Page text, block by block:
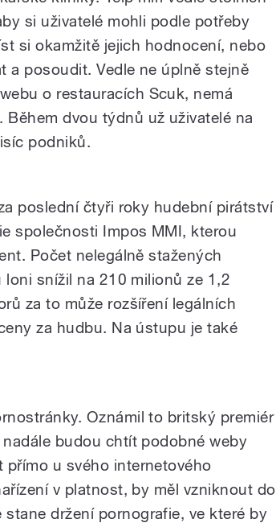
si uživatelé mohli podle potřeby
si okamžitě jejich hodnocení, nebo
a posoudit. Vedle ne úplně stejně
o restauracích Scuk, nemá
dvou týdnů už uživatelé na
podniků.
poslední čtyři roky hudební pirátství
společnosti Impos MMI, kterou
Počet nelegálně stažených
snížil na 210 milionů ze 1,2
za to může rozšíření legálních
za hudbu. Na ústupu je také
Oznámil to britský premiér
budou chtít podobné weby
přímo u svého internetového
v platnost, by měl vzniknout do
držení pornografie, ve které by